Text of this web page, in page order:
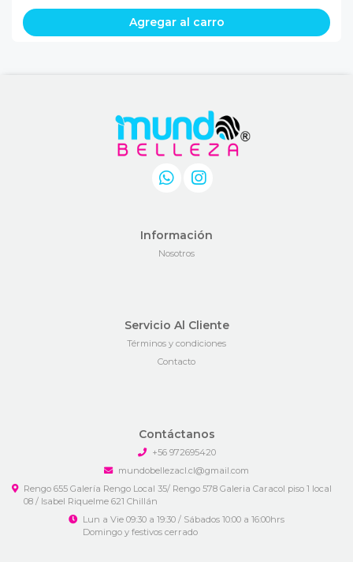
Agregar al carro
Información
Nosotros
Servicio Al Cliente
Términos y condiciones
Contacto
Contáctanos
+56 972695420
mundobellezacl.cl@gmail.com
Rengo 655 Galería Rengo Local 35/ Rengo 578 Galeria Caracol piso 1 local
08 / Isabel Riquelme 621 Chillán
Lun a Vie 09:30 a 19:30 / Sábados 10:00 a 16:00hrs
Domingo y festivos cerrado